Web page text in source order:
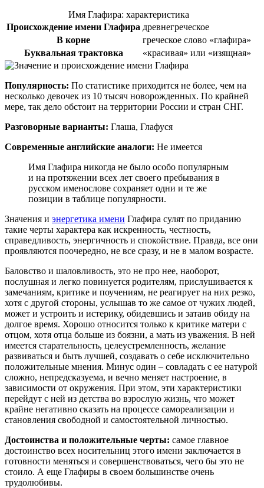
Имя Глафира: характеристика
Происхождение имени Глафира древнегреческое
В корне
греческое слово «глафира»
Буквальная трактовка
«красивая» или «изящная»
Популярность: По статистике приходится не более, чем на
несколько девочек из 10 тысяч новорожденных. По крайней
мере, так дело обстоит на территории России и стран СНГ.
Разговорные варианты: Глаша, Глафуся
Современные английские аналоги: Не имеется
Имя Глафира никогда не было особо популярным
и на протяжении всех лет своего пребывания в
русском именослове сохраняет одни и те же
позиции в таблице популярности.
Значения и энергетика имени Глафира сулят по приданию
такие черты характера как искренность, честность,
справедливость, энергичность и спокойствие. Правда, все они
проявляются поочередно, не все сразу, и не в малом возрасте.
Баловство и шаловливость, это не про нее, наоборот,
послушная и легко повинуется родителям, прислушивается к
замечаниям, критике и поучениям, не реагирует на них резко,
хотя с другой стороны, услышав то же самое от чужих людей,
может и устроить и истерику, обидевшись и затаив обиду на
долгое время. Хорошо относится только к критике матери с
отцом, хотя отца больше из боязни, а мать из уважения. В ней
имеется старательность, целеустремленность, желание
развиваться и быть лучшей, создавать о себе исключительно
положительные мнения. Минус один – совладать с ее натурой
сложно, непредсказуема, и вечно меняет настроение, в
зависимости от окружения. При этом, эти характеристики
перейдут с ней из детства во взрослую жизнь, что может
крайне негативно сказать на процессе самореализации и
становления свободной и самостоятельной личностью.
Достоинства и положительные черты: самое главное
достоинство всех носительниц этого имени заключается в
готовности меняться и совершенствоваться, чего бы это не
стоило. А еще Глафиры в своем большинстве очень
трудолюбивы.